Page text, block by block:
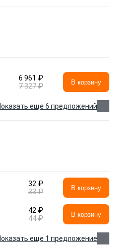
6 961 ₽
7 327 ₽
В корзину
еще 6 предложений
32 ₽
33 ₽
В корзину
42 ₽
44 ₽
В корзину
еще 1 предложение